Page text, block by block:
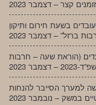
מס’ 5 לחוק הגנה על עובדים בשעת חירום ותיקון
(הוראת שעה – חרבות
למערך הסייבר להנחות